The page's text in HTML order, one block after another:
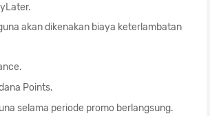
akan dikenakan biaya keterlambatan
Points.
selama periode promo berlangsung.